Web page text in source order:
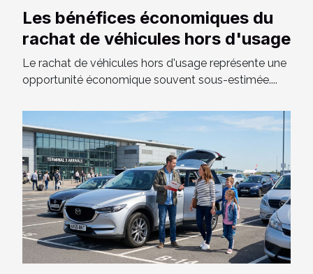
Les bénéfices économiques du
rachat de véhicules hors d'usage
Le rachat de véhicules hors d'usage représente une
opportunité économique souvent sous-estimée....